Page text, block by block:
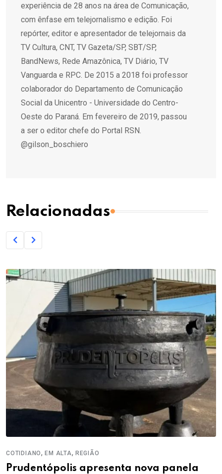
experiência de 28 anos na área de Comunicação,
com ênfase em telejornalismo e edição. Foi
repórter, editor e apresentador de telejornais da
TV Cultura, CNT, TV Gazeta/SP, SBT/SP,
BandNews, Rede Amazônica, TV Diário, TV
Vanguarda e RPC. De 2015 a 2018 foi professor
colaborador do Departamento de Comunicação
Social da Unicentro - Universidade do Centro-
Oeste do Paraná. Em fevereiro de 2019, passou
a ser o editor chefe do Portal RSN.
@gilson_boschiero
Relacionadas
COTIDIANO,EM ALTA, REGIÃO
Prudentópolis apresenta nova panela